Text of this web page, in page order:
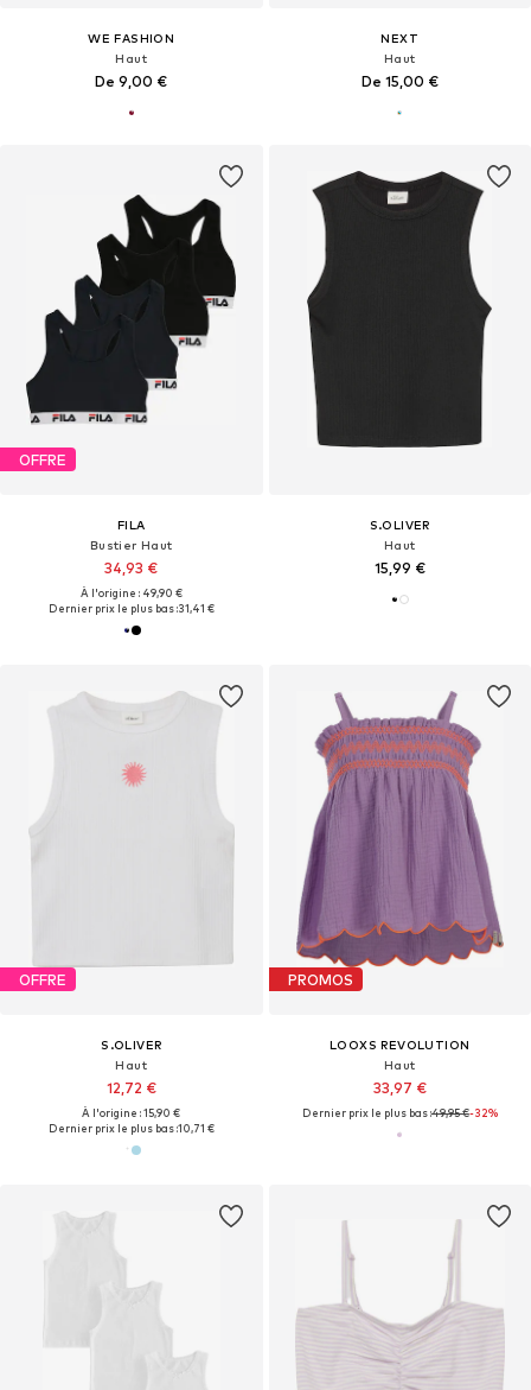
WE FASHION
Haut
De 9,00 €
NEXT
Haut
De 15,00 €
OFFRE
FILA
Bustier Haut
34,93 €
À l'origine : 49,90 €
Dernier prix le plus bas :31,41 €
S.OLIVER
Haut
15,99 €
OFFRE
S.OLIVER
Haut
12,72 €
À l'origine : 15,90 €
Dernier prix le plus bas :10,71 €
PROMOS
LOOXS REVOLUTION
Haut
33,97 €
Dernier prix le plus bas :49,95 €-32%